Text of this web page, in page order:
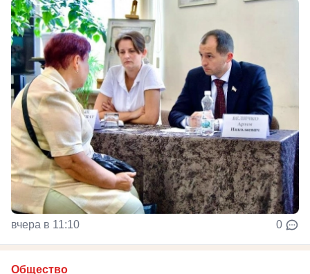
вчера в 11:10 0
Общество